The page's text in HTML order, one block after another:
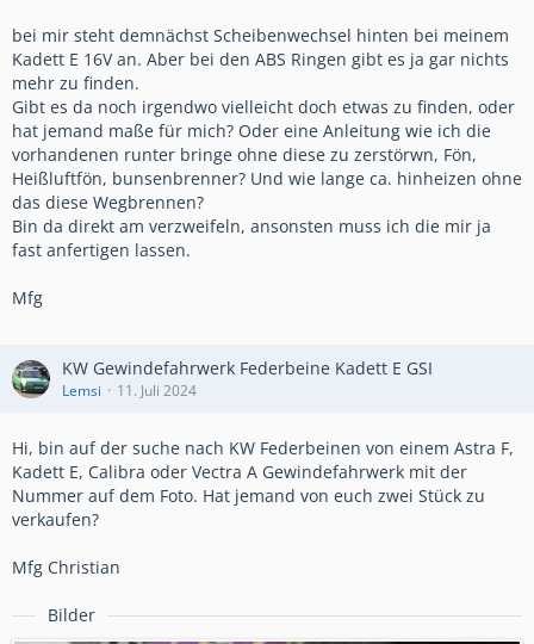
bei mir steht demnächst Scheibenwechsel hinten bei meinem
Kadett E 16V an. Aber bei den ABS Ringen gibt es ja gar nichts
mehr zu finden.
Gibt es da noch irgendwo vielleicht doch etwas zu finden, oder
hat jemand maße für mich? Oder eine Anleitung wie ich die
vorhandenen runter bringe ohne diese zu zerstörwn, Fön,
Heißluftfön, bunsenbrenner? Und wie lange ca. hinheizen ohne
das diese Wegbrennen?
Bin da direkt am verzweifeln, ansonsten muss ich die mir ja
fast anfertigen lassen.
Mfg
KW Gewindefahrwerk Federbeine Kadett E GSI
Lemsi 11. Juli 2024
Hi, bin auf der suche nach KW Federbeinen von einem Astra F,
Kadett E, Calibra oder Vectra A Gewindefahrwerk mit der
Nummer auf dem Foto. Hat jemand von euch zwei Stück zu
verkaufen?
Mfg Christian
Bilder